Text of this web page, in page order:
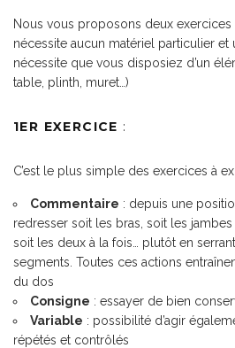
Nous vous proposons deux
nécessite aucun matériel particulier et
nécessite que vous disposiez d’un
table, plinth, muret…)
1ER EXERCICE :
C’est le plus simple des exercices à
Commentaire : depuis une
redresser soit les bras, soit les
soit les deux à la fois… plutôt en
segments. Toutes ces actions
du dos
Consigne : essayer de bien
Variable : possibilité d’agir
répétés et contrôlés